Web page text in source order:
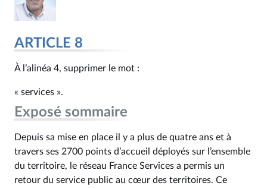
ARTICLE 8
À l’alinéa 4, supprimer le mot :
« services ».
Exposé sommaire
Depuis sa mise en place il y a plus de quatre ans et à
travers ses 2700 points d’accueil déployés sur l’ensemble
du territoire, le réseau France Services a permis un
retour du service public au cœur des territoires. Ce